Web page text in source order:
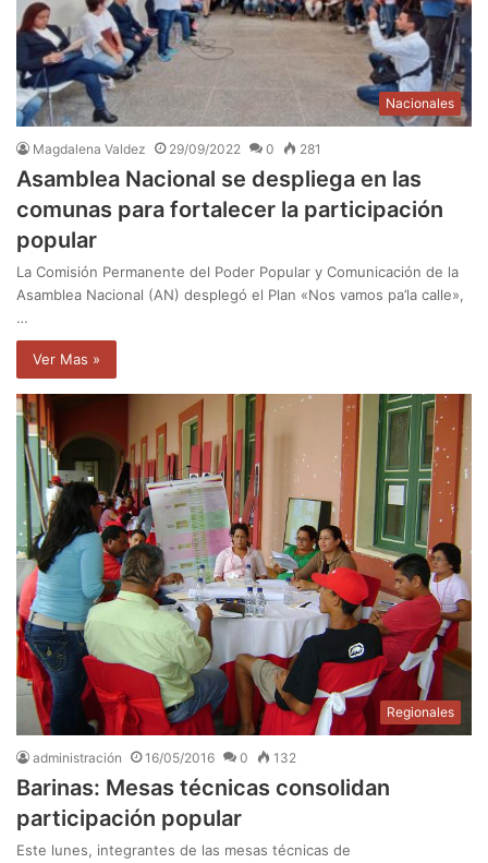
Nacionales
Magdalena Valdez 29/09/2022 0 281
Asamblea Nacional se despliega en las
comunas para fortalecer la participación
popular
La Comisión Permanente del Poder Popular y Comunicación de la
Asamblea Nacional (AN) desplegó el Plan «Nos vamos pa’la calle»,
…
Ver Mas »
Regionales
administración 16/05/2016 0 132
Barinas: Mesas técnicas consolidan
participación popular
Este lunes, integrantes de las mesas técnicas de